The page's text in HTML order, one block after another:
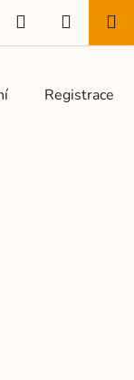
Registrace
Hledat
KOŠÍK